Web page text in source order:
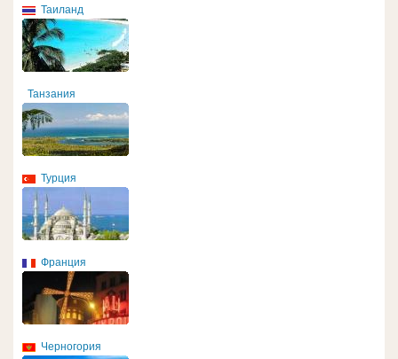
Таиланд
Танзания
Турция
Франция
Черногория